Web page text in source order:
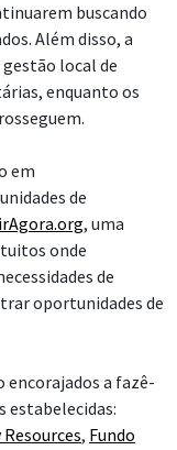
buscando
Além disso, a
local de
enquanto os
em
de
, uma
onde
de
oportunidades de
encorajados a fazê-
estabelecidas:
, Fundo